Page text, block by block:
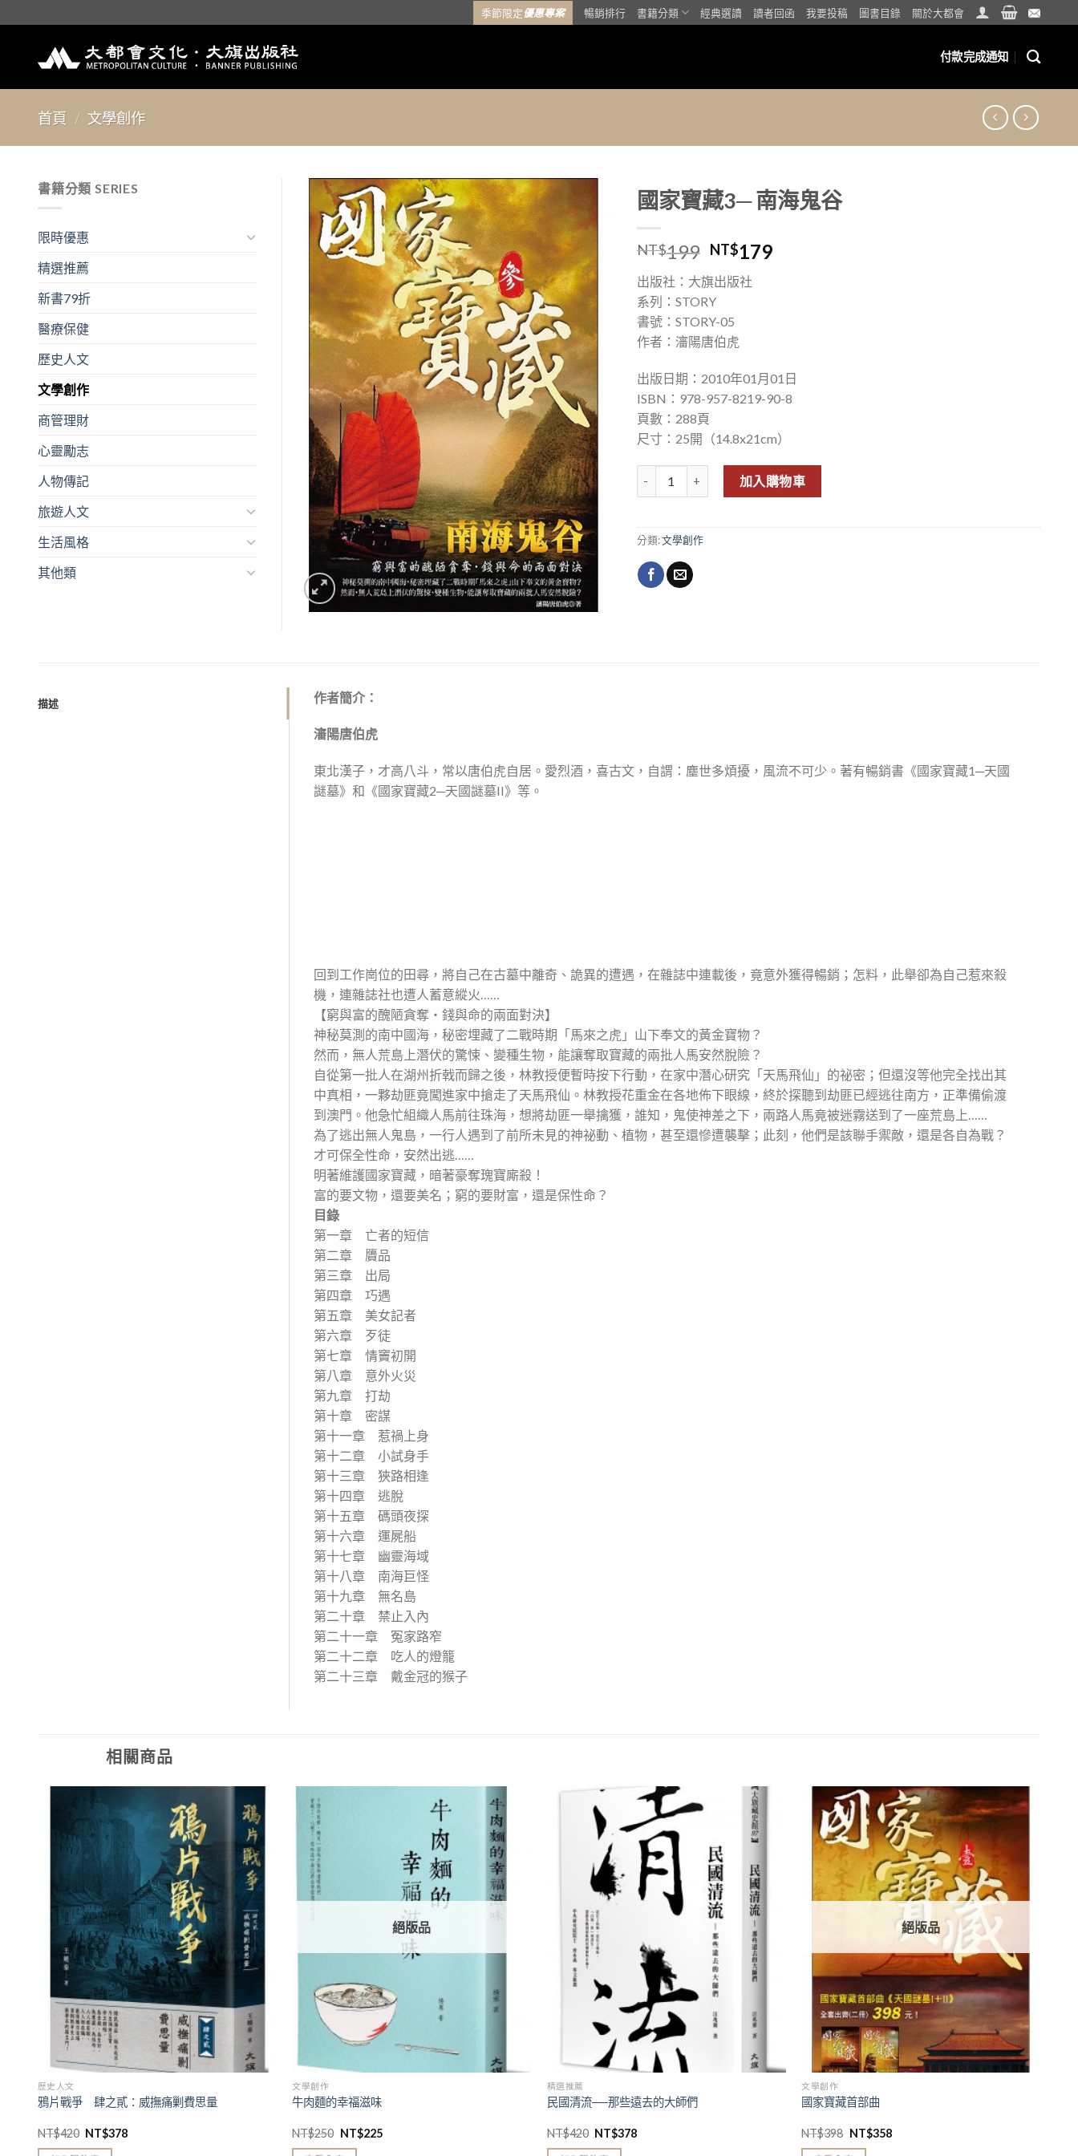
to
季節限定優惠專案 暢銷排行 書籍分類 經典選讀 讀者回函 我要投稿 圖書目錄 關於大都會
付款完成通知
首頁 / 文學創作
加入
望清
單」
國家寶藏3─ 南海鬼谷
NT$199 NT$179
出版社：大旗出版社
系列：STORY
書號：STORY-05
作者：瀋陽唐伯虎
出版日期：2010年01月01日
ISBN：978-957-8219-90-8
頁數：288頁
尺寸：25開（14.8x21cm）
國家寶藏3─ 南海鬼谷 數量加入購物車
分類:文學創作
書籍分類 SERIES
限時優惠
精選推薦
新書79折
醫療保健
歷史人文
文學創作
商管理財
心靈勵志
人物傳記
旅遊人文
生活風格
其他類
描述 作者簡介：
瀋陽唐伯虎
東北漢子，才高八斗，常以唐伯虎自居。愛烈酒，喜古文，自謂：塵世多煩擾，風流不可少。著有暢銷書《國家寶藏1─天國
謎墓》和《國家寶藏2─天國謎墓II》等。
回到工作崗位的田尋，將自己在古墓中離奇、詭異的遭遇，在雜誌中連載後，竟意外獲得暢銷；怎料，此舉卻為自己惹來殺
機，連雜誌社也遭人蓄意縱火……
【窮與富的醜陋貪奪‧錢與命的兩面對決】
神秘莫測的南中國海，秘密埋藏了二戰時期「馬來之虎」山下奉文的黃金寶物？
然而，無人荒島上潛伏的驚悚、變種生物，能讓奪取寶藏的兩批人馬安然脫險？
自從第一批人在湖州折戟而歸之後，林教授便暫時按下行動，在家中潛心研究「天馬飛仙」的祕密；但還沒等他完全找出其
中真相，一夥劫匪竟闖進家中搶走了天馬飛仙。林教授花重金在各地佈下眼線，終於探聽到劫匪已經逃往南方，正準備偷渡
到澳門。他急忙組織人馬前往珠海，想將劫匪一舉擒獲，誰知，鬼使神差之下，兩路人馬竟被迷霧送到了一座荒島上……
為了逃出無人鬼島，一行人遇到了前所未見的神祕動、植物，甚至還慘遭襲擊；此刻，他們是該聯手禦敵，還是各自為戰？
才可保全性命，安然出逃……
明著維護國家寶藏，暗著豪奪瑰寶廝殺！
富的要文物，還要美名；窮的要財富，還是保性命？
目錄
第一章 亡者的短信
第二章 贗品
第三章 出局
第四章 巧遇
第五章 美女記者
第六章 歹徒
第七章 情竇初開
第八章 意外火災
第九章 打劫
第十章 密謀
第十一章 惹禍上身
第十二章 小試身手
第十三章 狹路相逢
第十四章 逃脫
第十五章 碼頭夜探
第十六章 運屍船
第十七章 幽靈海域
第十八章 南海巨怪
第十九章 無名島
第二十章 禁止入內
第二十一章 冤家路窄
第二十二章 吃人的燈籠
第二十三章 戴金冠的猴子
相關商品
加入
「願
望清
單」
歷史人文
鴉片戰爭 肆之貳：威撫痛剿費思量
NT$420 NT$378
加入
「願
望清
單」
絕版品
文學創作
牛肉麵的幸福滋味
NT$250 NT$225
加入
「願
單」
精選推薦
民國清流──那些遠去的大師們
NT$420 NT$378
單」
絕版品
文學創作
國家寶藏首部曲
NT$398 NT$358